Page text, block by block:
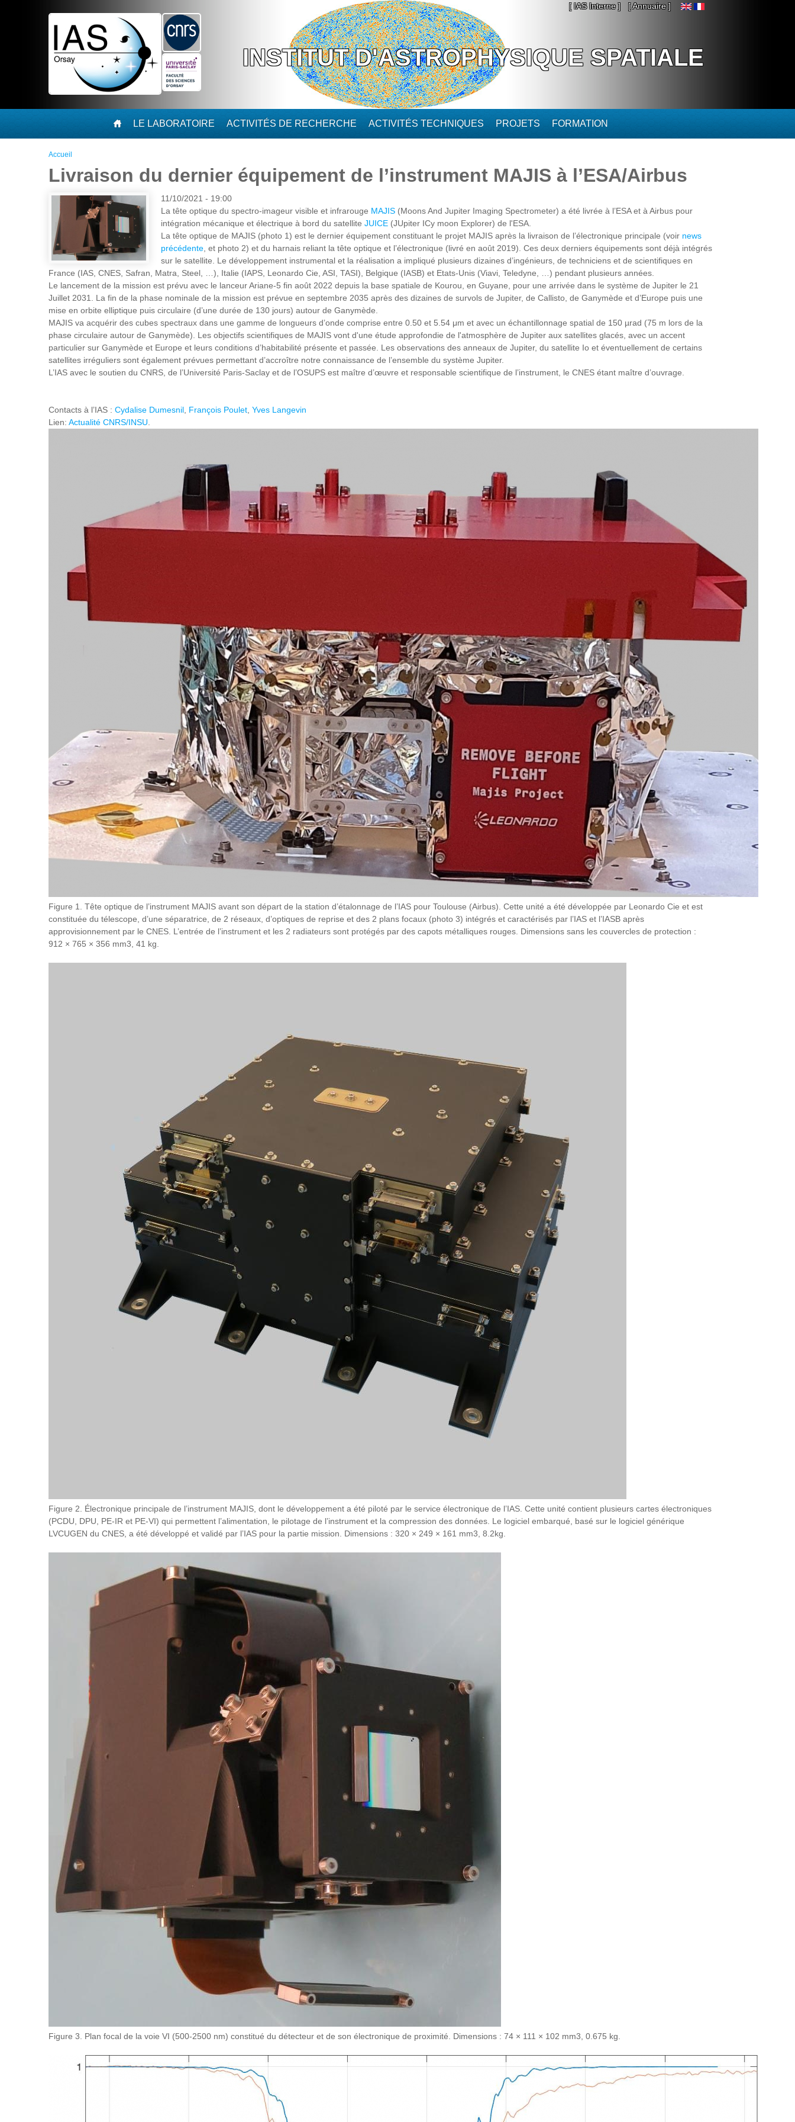
[ IAS Interne ] [ Annuaire ]
INSTITUT D'ASTROPHYSIQUE SPATIALE
LE LABORATOIRE ACTIVITÉS DE RECHERCHE ACTIVITÉS TECHNIQUES PROJETS FORMATION
Vous êtes ici
Accueil
Livraison du dernier équipement de l’instrument MAJIS à l’ESA/Airbus
11/10/2021 - 19:00
La tête optique du spectro-imageur visible et infrarouge MAJIS (Moons And Jupiter Imaging Spectrometer) a été livrée à l’ESA et à Airbus pour
intégration mécanique et électrique à bord du satellite JUICE (JUpiter ICy moon Explorer) de l'ESA.
La tête optique de MAJIS (photo 1) est le dernier équipement constituant le projet MAJIS après la livraison de l’électronique principale (voir news
précédente , et photo 2) et du harnais reliant la tête optique et l’électronique (livré en août 2019). Ces deux derniers équipements sont déjà intégrés
sur le satellite. Le développement instrumental et la réalisation a impliqué plusieurs dizaines d’ingénieurs, de techniciens et de scientifiques en
France (IAS, CNES, Safran, Matra, Steel, …), Italie (IAPS, Leonardo Cie, ASI, TASI), Belgique (IASB) et Etats-Unis (Viavi, Teledyne, …) pendant plusieurs années.
Le lancement de la mission est prévu avec le lanceur Ariane-5 fin août 2022 depuis la base spatiale de Kourou, en Guyane, pour une arrivée dans le système de Jupiter le 21
Juillet 2031. La fin de la phase nominale de la mission est prévue en septembre 2035 après des dizaines de survols de Jupiter, de Callisto, de Ganymède et d’Europe puis une
mise en orbite elliptique puis circulaire (d’une durée de 130 jours) autour de Ganymède.
MAJIS va acquérir des cubes spectraux dans une gamme de longueurs d’onde comprise entre 0.50 et 5.54 μm et avec un échantillonnage spatial de 150 µrad (75 m lors de la
phase circulaire autour de Ganymède). Les objectifs scientifiques de MAJIS vont d'une étude approfondie de l'atmosphère de Jupiter aux satellites glacés, avec un accent
particulier sur Ganymède et Europe et leurs conditions d’habitabilité présente et passée. Les observations des anneaux de Jupiter, du satellite Io et éventuellement de certains
satellites irréguliers sont également prévues permettant d’accroître notre connaissance de l’ensemble du système Jupiter.
L’IAS avec le soutien du CNRS, de l’Université Paris-Saclay et de l’OSUPS est maître d’œuvre et responsable scientifique de l’instrument, le CNES étant maître d’ouvrage.
Contacts à l’IAS : Cydalise Dumesnil François Poulet Yves Langevin
Lien: Actualité CNRS/INSU
Figure 1. Tête optique de l’instrument MAJIS avant son départ de la station d’étalonnage de l’IAS pour Toulouse (Airbus). Cette unité a été développée par Leonardo Cie et est
constituée du télescope, d’une séparatrice, de 2 réseaux, d’optiques de reprise et des 2 plans focaux (photo 3) intégrés et caractérisés par l’IAS et l’IASB après
approvisionnement par le CNES. L’entrée de l’instrument et les 2 radiateurs sont protégés par des capots métalliques rouges. Dimensions sans les couvercles de protection :
912 × 765 × 356 mm3, 41 kg.
Figure 2. Électronique principale de l’instrument MAJIS, dont le développement a été piloté par le service électronique de l’IAS. Cette unité contient plusieurs cartes électroniques
(PCDU, DPU, PE-IR et PE-VI) qui permettent l’alimentation, le pilotage de l’instrument et la compression des données. Le logiciel embarqué, basé sur le logiciel générique
LVCUGEN du CNES, a été développé et validé par l’IAS pour la partie mission. Dimensions : 320 × 249 × 161 mm3, 8.2kg.
Figure 3. Plan focal de la voie VI (500-2500 nm) constitué du détecteur et de son électronique de proximité. Dimensions : 74 × 111 × 102 mm3, 0.675 kg.